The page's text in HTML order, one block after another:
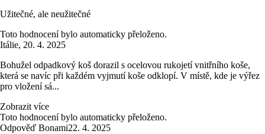
Užitečné, ale neužitečné
Toto hodnocení bylo automaticky přeloženo.
Itálie, 20. 4. 2025
Bohužel odpadkový koš dorazil s ocelovou rukojetí vnitřního koše,
která se navíc při každém vyjmutí koše odklopí. V místě, kde je výřez
pro vložení sá...
Zobrazit více
Toto hodnocení bylo automaticky přeloženo.
Odpověď Bonami22. 4. 2025